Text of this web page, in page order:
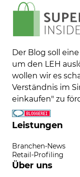
Der Blog soll
um den LEH
wollen wir es
Verständnis im
einkaufen" zu
Leistungen
Branchen-News
Retail-Profiling
Über uns